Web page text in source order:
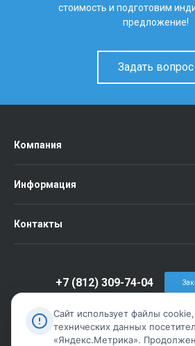
стоимость и подготовим
предложение!
Задать вопрос
Компания
Информация
Контакты
info@metiz-
+7 (812) 309-74-04
г. Санкт-Петербург, пр.
Сайт использует файлы
технических данных
«Яндекс.Метрика».